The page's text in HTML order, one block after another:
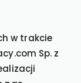
w trakcie
Sp. z